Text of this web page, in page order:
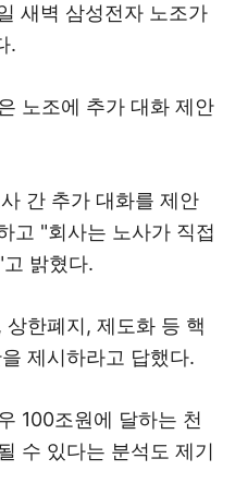
새벽 삼성전자 노조가
.
노조에 추가 대화 제안
간 추가 대화를 제안
고 "회사는 노사가 직접
밝혔다.
한폐지, 제도화 등 핵
제시하라고 답했다.
100조원에 달하는 천
수 있다는 분석도 제기